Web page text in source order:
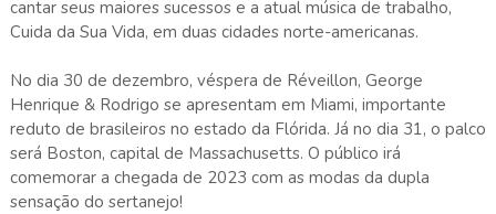
cantar seus maiores sucessos e a atual música de trabalho,
Cuida da Sua Vida, em duas cidades norte-americanas.
No dia 30 de dezembro, véspera de Réveillon, George
Henrique & Rodrigo se apresentam em Miami, importante
reduto de brasileiros no estado da Flórida. Já no dia 31, o palco
será Boston, capital de Massachusetts. O público irá
comemorar a chegada de 2023 com as modas da dupla
sensação do sertanejo!